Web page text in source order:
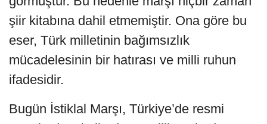
şiir kitabına dahil etmemiştir. Ona göre bu
eser, Türk milletinin bağımsızlık
mücadelesinin bir hatırası ve milli ruhun
ifadesidir.
Bugün İstiklal Marşı, Türkiye’de resmi